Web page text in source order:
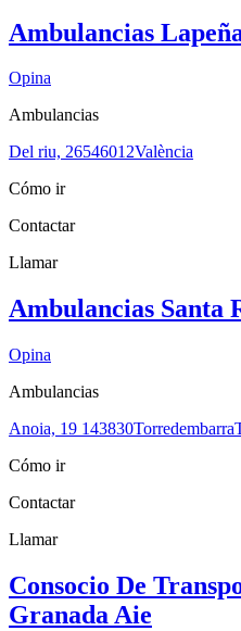
Ambulancias
Opina
Ambulancias
Del riu, 26546012València
Cómo ir
Contactar
Llamar
Ambulancias Santa
Opina
Ambulancias
Anoia, 19 143830Torredembarra
Cómo ir
Contactar
Llamar
Consocio De
Granada Aie